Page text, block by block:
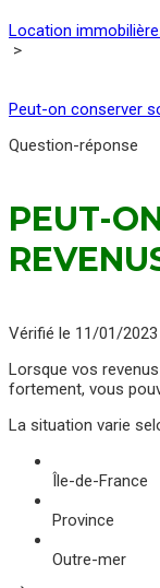
Location
>
Peut-on conserver
Question-réponse
PEUT-
Vérifié le 11/01/
Lorsque vos
fortement, vous
La situation varie
Île-de-France
Province
Outre-mer